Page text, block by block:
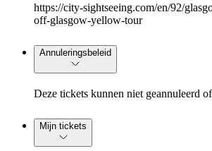
https://city-sightseeing.com/en/92/
off-glasgow-yellow-tour
Annuleringsbeleid
Deze tickets kunnen niet geannuleerd
Mijn tickets